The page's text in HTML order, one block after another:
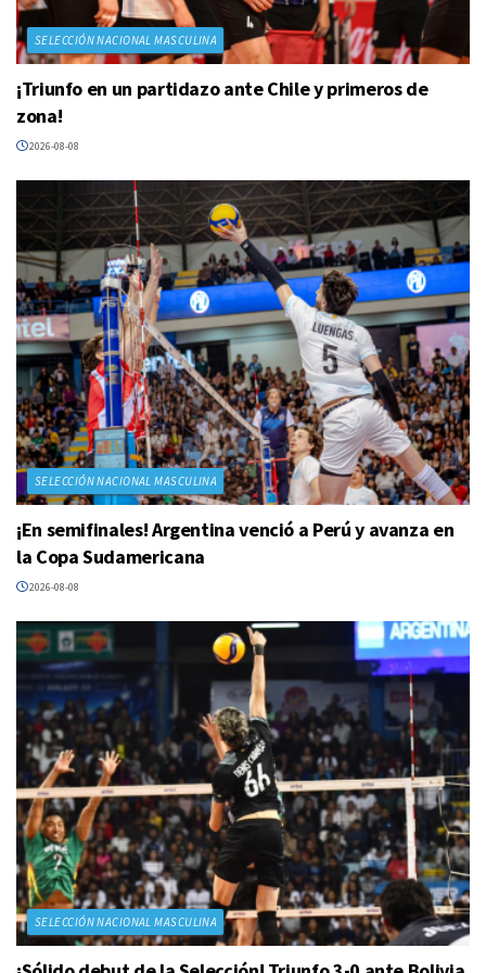
SELECCIÓN NACIONAL MASCULINA
¡Triunfo en un partidazo ante Chile y primeros de
zona!
2026-08-08
SELECCIÓN NACIONAL MASCULINA
¡En semifinales! Argentina venció a Perú y avanza en
la Copa Sudamericana
2026-08-08
SELECCIÓN NACIONAL MASCULINA